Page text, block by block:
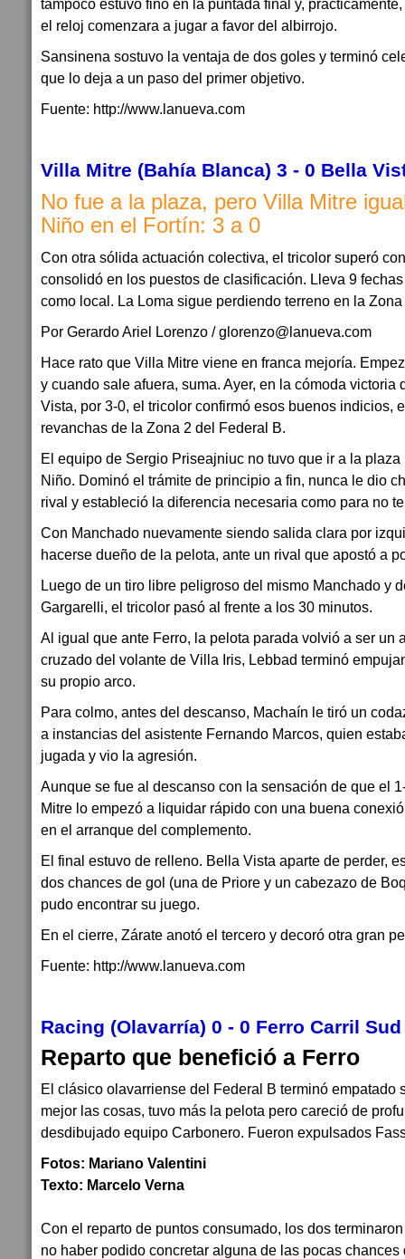
tampoco estuvo fino en la puntada final y,
el reloj comenzara a jugar a favor del albirrojo.
Sansinena sostuvo la ventaja de dos goles y terminó
que lo deja a un paso del primer objetivo.
Fuente: http://www.lanueva.com
Villa Mitre (Bahía Blanca) 3 - 0 Bella
No fue a la plaza, pero Villa Mitre
Niño en el Fortín: 3 a 0
Con otra sólida actuación colectiva, el tricolor superó
consolidó en los puestos de clasificación. Lleva 9
como local. La Loma sigue perdiendo terreno en la Zona
Por Gerardo Ariel Lorenzo / glorenzo@lanueva.com
Hace rato que Villa Mitre viene en franca mejoría.
y cuando sale afuera, suma. Ayer, en la cómoda victoria
Vista, por 3-0, el tricolor confirmó esos buenos indicios,
revanchas de la Zona 2 del Federal B.
El equipo de Sergio Priseajniuc no tuvo que ir a la
Niño. Dominó el trámite de principio a fin, nunca le dio
rival y estableció la diferencia necesaria como para no
Con Manchado nuevamente siendo salida clara por
hacerse dueño de la pelota, ante un rival que apostó a
Luego de un tiro libre peligroso del mismo Manchado y
Gargarelli, el tricolor pasó al frente a los 30 minutos.
Al igual que ante Ferro, la pelota parada volvió a ser un
cruzado del volante de Villa Iris, Lebbad terminó
su propio arco.
Para colmo, antes del descanso, Machaín le tiró un
a instancias del asistente Fernando Marcos, quien
jugada y vio la agresión.
Aunque se fue al descanso con la sensación de que el
Mitre lo empezó a liquidar rápido con una buena
en el arranque del complemento.
El final estuvo de relleno. Bella Vista aparte de perder,
dos chances de gol (una de Priore y un cabezazo de
pudo encontrar su juego.
En el cierre, Zárate anotó el tercero y decoró otra gran
Fuente: http://www.lanueva.com
Racing (Olavarría) 0 - 0 Ferro Carril
Reparto que benefició a Ferro
El clásico olavarriense del Federal B terminó empatado
mejor las cosas, tuvo más la pelota pero careció de
desdibujado equipo Carbonero. Fueron expulsados
Fotos: Mariano Valentini
Texto: Marcelo Verna
Con el reparto de puntos consumado, los dos
no haber podido concretar alguna de las pocas chances